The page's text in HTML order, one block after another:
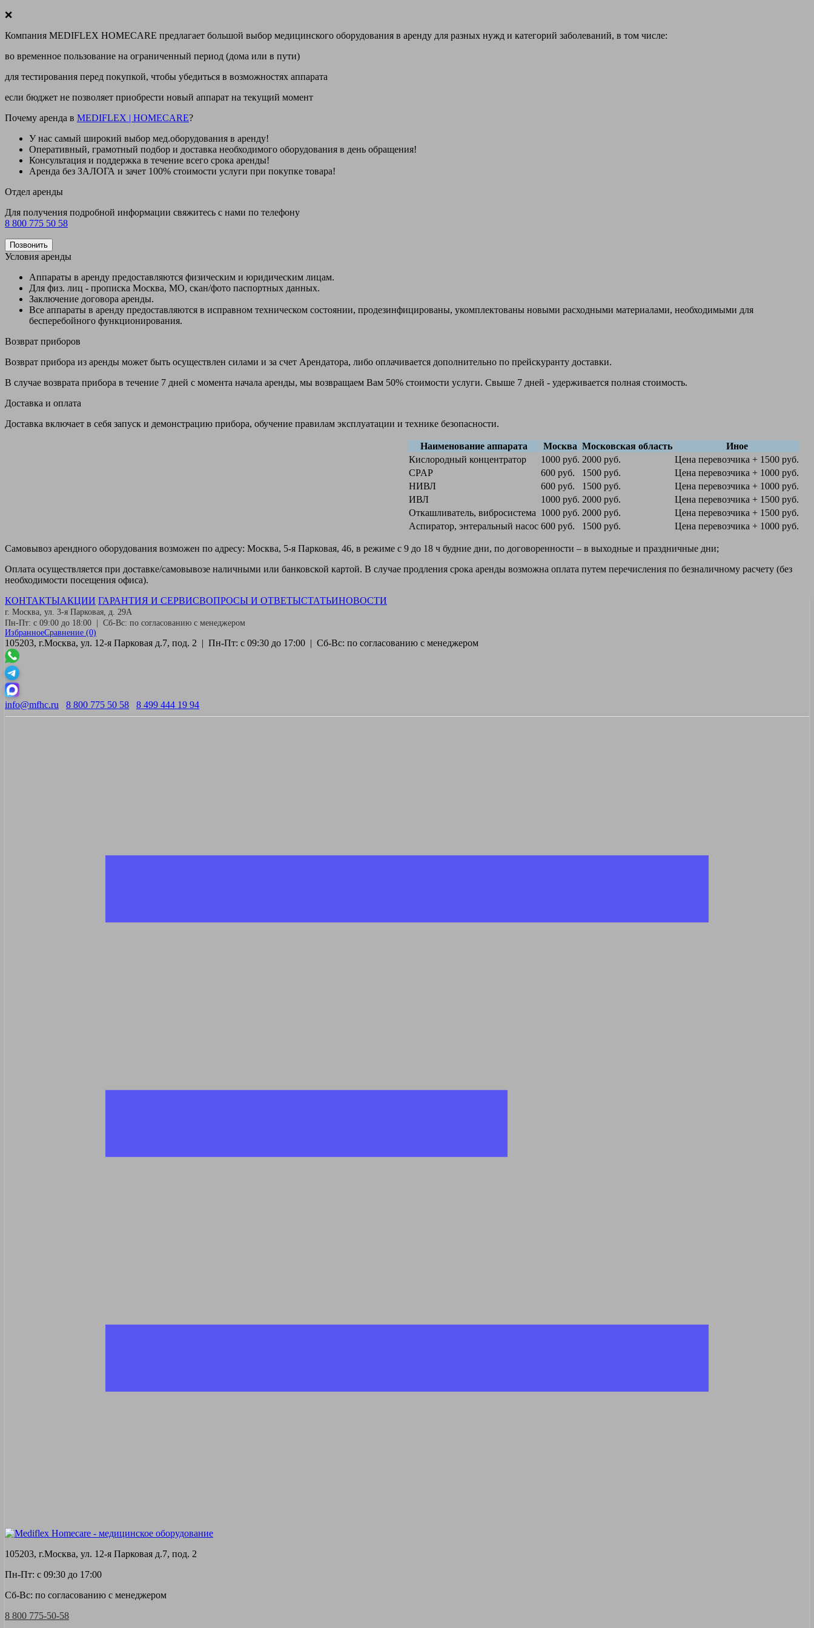
❌
Компания MEDIFLEX HOMECARE предлагает большой выбор медицинского оборудования в аренду для разных нужд и категорий заболеваний, в том числе:
во временное пользование на ограниченный период (дома или в пути)
для тестирования перед покупкой, чтобы убедиться в возможностях аппарата
если бюджет не позволяет приобрести новый аппарат на текущий момент
Почему аренда в MEDIFLEX | HOMECARE?
У нас самый широкий выбор мед.оборудования в аренду!
Оперативный, грамотный подбор и доставка необходимого оборудования в день обращения!
Консультация и поддержка в течение всего срока аренды!
Аренда без ЗАЛОГА и зачет 100% стоимости услуги при покупке товара!
Отдел аренды
Для получения подробной информации свяжитесь с нами по телефону
8 800 775 50 58
Позвонить
Условия аренды
Аппараты в аренду предоставляются физическим и юридическим лицам.
Для физ. лиц - прописка Москва, МО, скан/фото паспортных данных.
Заключение договора аренды.
Все аппараты в аренду предоставляются в исправном техническом состоянии, продезинфицированы, укомплектованы новыми расходными материалами, необходимыми для
бесперебойного функционирования.
Возврат приборов
Возврат прибора из аренды может быть осуществлен силами и за счет Арендатора, либо оплачивается дополнительно по прейскуранту доставки.
В случае возврата прибора в течение 7 дней с момента начала аренды, мы возвращаем Вам 50% стоимости услуги. Свыше 7 дней - удерживается полная стоимость.
Доставка и оплата
Доставка включает в себя запуск и демонстрацию прибора, обучение правилам эксплуатации и технике безопасности.
Наименование аппарата Москва Московская область
Иное
Кислородный концентратор
1000 руб. 2000 руб.
Цена перевозчика + 1500 руб.
CPAP
600 руб. 1500 руб.
Цена перевозчика + 1000 руб.
НИВЛ
600 руб. 1500 руб.
Цена перевозчика + 1000 руб.
ИВЛ
1000 руб. 2000 руб.
Цена перевозчика + 1500 руб.
Откашливатель, вибросистема 1000 руб. 2000 руб.
Цена перевозчика + 1500 руб.
Аспиратор, энтеральный насос 600 руб. 1500 руб. Цена перевозчика + 1000 руб.
Самовывоз арендного оборудования возможен по адресу: Москва, 5-я Парковая, 46, в режиме с 9 до 18 ч будние дни, по договоренности – в выходные и праздничные дни;
Оплата осуществляется при доставке/самовывозе наличными или банковской картой. В случае продления срока аренды возможна оплата путем перечисления по безналичному расчету (без
необходимости посещения офиса).
КОНТАКТЫАКЦИИ ГАРАНТИЯ И СЕРВИСВОПРОСЫ И ОТВЕТЫСТАТЬИНОВОСТИ
г. Москва, ул. 3-я Парковая, д. 29А
Пн-Пт: с 09:00 до 18:00 | Сб-Вс: по согласованию с менеджером
ИзбранноеСравнение (0)
105203, г.Москва, ул. 12-я Парковая д.7, под. 2 | Пн-Пт: с 09:30 до 17:00 | Сб-Вс: по согласованию с менеджером
info@mfhc.ru 8 800 775 50 58 8 499 444 19 94
105203, г.Москва, ул. 12-я Парковая д.7, под. 2
Пн-Пт: с 09:30 до 17:00
Сб-Вс: по согласованию с менеджером
8 800 775-50-58